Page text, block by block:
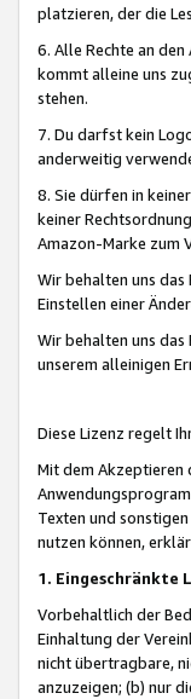
platzieren, der die
6. Alle Rechte an
kommt alleine uns
stehen.
7. Du darfst kein
anderweitig
8. Sie dürfen in
keiner
Amazon-Marke zum
Wir behalten uns
Einstellen einer
Wir behalten uns
unserem alleinigen
Diese Lizenz regelt
Mit dem Akzeptieren
Texten und
nutzen können,
1. Eingeschränkte
Vorbehaltlich der
Einhaltung der
nicht übertragbare,
anzuzeigen; (b) nur